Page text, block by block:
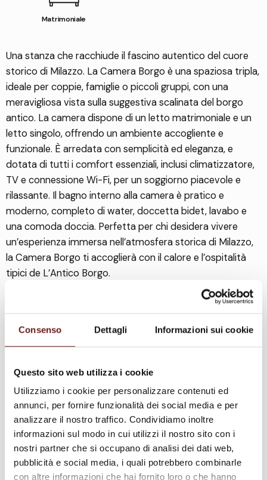
Consenso Dettagli Informazioni sui cookie
Questo sito web utilizza i cookie
Utilizziamo i cookie per personalizzare contenuti ed
annunci, per fornire funzionalità dei social media e per
analizzare il nostro traffico. Condividiamo inoltre
informazioni sul modo in cui utilizzi il nostro sito con i
nostri partner che si occupano di analisi dei dati web,
pubblicità e social media, i quali potrebbero combinarle
con altre informazioni che hai fornito loro o che hanno
Matrimoniale
Una stanza che racchiude il fascino autentico del cuore
storico di Milazzo. La Camera Borgo è una spaziosa tripla,
ideale per coppie, famiglie o piccoli gruppi, con una
meravigliosa vista sulla suggestiva scalinata del borgo
antico. La camera dispone di un letto matrimoniale e un
letto singolo, offrendo un ambiente accogliente e
funzionale. È arredata con semplicità ed eleganza, e
dotata di tutti i comfort essenziali, inclusi climatizzatore,
TV e connessione Wi-Fi, per un soggiorno piacevole e
rilassante. Il bagno interno alla camera è pratico e
moderno, completo di water, doccetta bidet, lavabo e
una comoda doccia. Perfetta per chi desidera vivere
un’esperienza immersa nell’atmosfera storica di Milazzo,
la Camera Borgo ti accoglierà con il calore e l’ospitalità
tipici de L’Antico Borgo.
7